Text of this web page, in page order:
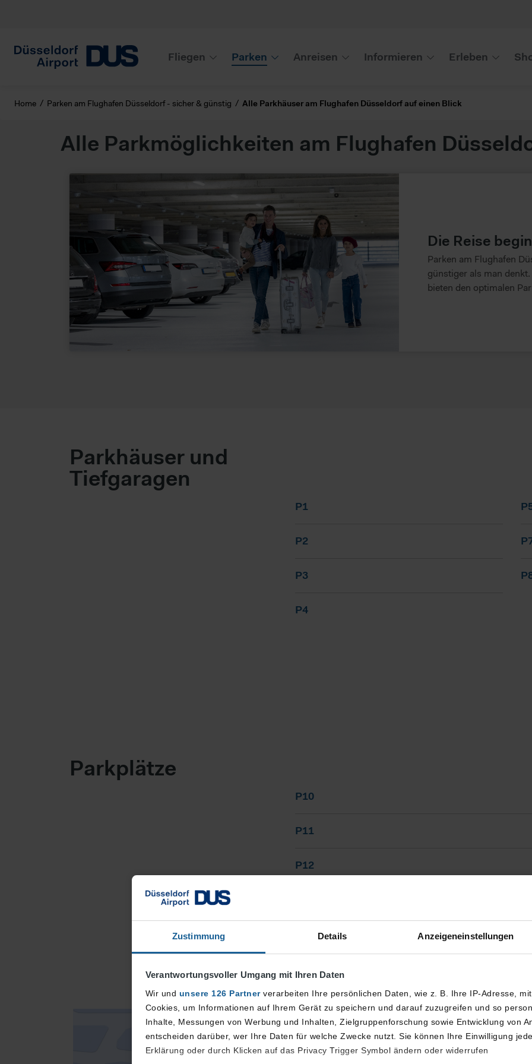
Zustimmung Details Anzeigeneinstellungen
Verantwortungsvoller Umgang mit Ihren Daten
Wir und unsere 126 Partnerverarbeiten Ihre persönlichen Daten, wie z. B. Ihre IP-Adresse,
Cookies, um Informationen auf Ihrem Gerät zu speichern und darauf zuzugreifen und so
Inhalte, Messungen von Werbung und Inhalten, Zielgruppenforschung sowie Entwicklung von
entscheiden darüber, wer Ihre Daten für welche Zwecke nutzt. Sie können Ihre Einwilligung
Erklärung oder durch Klicken auf das Privacy Trigger Symbol ändern oder widerrufen
Fliegen Parken Anreisen Informieren Erleben
Home Parken am Flughafen Düsseldorf - sicher & günstig Alle Parkhäuser am Flughafen Düsseldorf auf einen Blick
Alle Parkmöglichkeiten am Flughafen
Die Reise
Parken am Flughafen
günstiger als man
bieten den optimalen
Parkhäuser und
Tiefgaragen
P1
P2
P3
P4
Parkplätze
P10
P11
P12